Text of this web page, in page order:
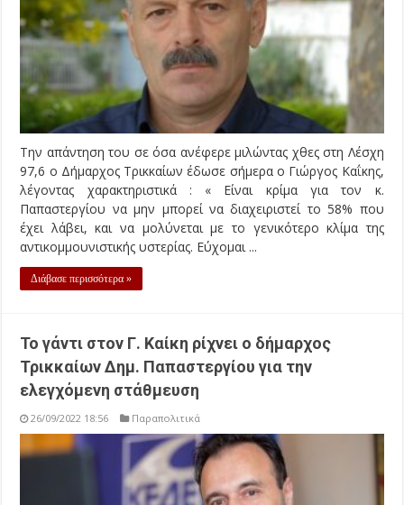
Την απάντηση του σε όσα ανέφερε μιλώντας χθες στη Λέσχη
97,6 ο Δήμαρχος Τρικκαίων έδωσε σήμερα ο Γιώργος Καΐκης,
λέγοντας χαρακτηριστικά : « Είναι κρίμα για τον κ.
Παπαστεργίου να μην μπορεί να διαχειριστεί το 58% που
έχει λάβει, και να μολύνεται με το γενικότερο κλίμα της
αντικομμουνιστικής υστερίας. Εύχομαι ...
Διάβασε περισσότερα »
Το γάντι στον Γ. Καίκη ρίχνει ο δήμαρχος
Τρικκαίων Δημ. Παπαστεργίου για την
ελεγχόμενη στάθμευση
26/09/2022 18:56 Παραπολιτικά